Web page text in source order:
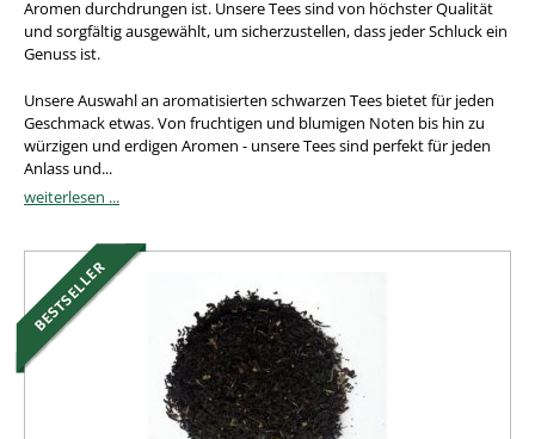
Aromen durchdrungen ist. Unsere Tees sind von höchster Qualität
und sorgfältig ausgewählt, um sicherzustellen, dass jeder Schluck ein
Genuss ist.
Unsere Auswahl an aromatisierten schwarzen Tees bietet für jeden
Geschmack etwas. Von fruchtigen und blumigen Noten bis hin zu
würzigen und erdigen Aromen - unsere Tees sind perfekt für jeden
Anlass und...
weiterlesen ...